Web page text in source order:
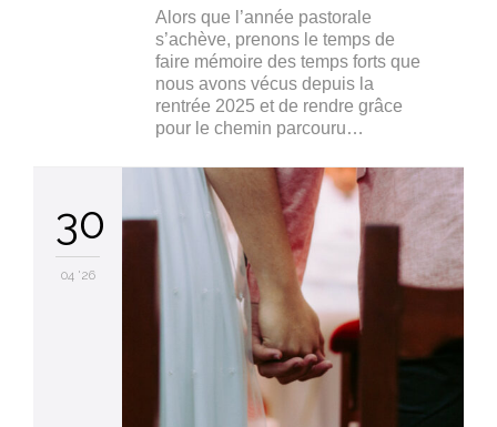
Alors que l’année pastorale
s’achève, prenons le temps de
faire mémoire des temps forts que
nous avons vécus depuis la
rentrée 2025 et de rendre grâce
pour le chemin parcouru…
30
04 '26